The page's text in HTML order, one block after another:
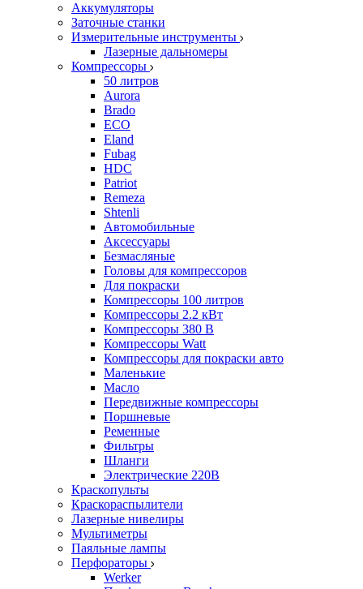
Аккумуляторы
Заточные станки
Измерительные инструменты
Лазерные дальномеры
Компрессоры
50 литров
Aurora
Brado
ECO
Eland
Fubag
HDC
Patriot
Remeza
Shtenli
Автомобильные
Аксессуары
Безмасляные
Головы для компрессоров
Для покраски
Компрессоры 100 литров
Компрессоры 2.2 кВт
Компрессоры 380 В
Компрессоры Watt
Компрессоры для покраски авто
Маленькие
Масло
Передвижные компрессоры
Поршневые
Ременные
Фильтры
Шланги
Электрические 220В
Краскопульты
Краскораспылители
Лазерные нивелиры
Мультиметры
Паяльные лампы
Перфораторы
Werker